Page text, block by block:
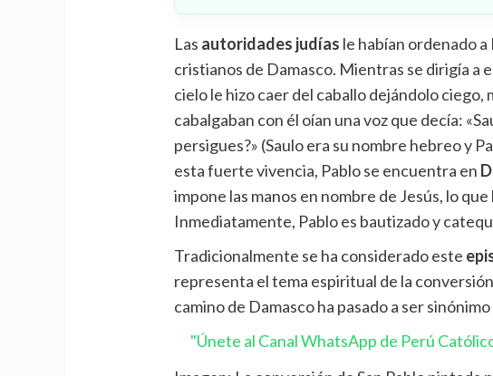
Las autoridades judías le habían ordenado
cristianos de Damasco. Mientras se dirigía a
cielo le hizo caer del caballo dejándolo ciego,
cabalgaban con él oían una voz que decía:
persigues?» (Saulo era su nombre hebreo y
esta fuerte vivencia, Pablo se encuentra en
impone las manos en nombre de Jesús, lo
Inmediatamente, Pablo es bautizado y
Tradicionalmente se ha considerado este
representa el tema espiritual de la
camino de Damasco ha pasado a ser
"Únete al Canal WhatsApp de Perú